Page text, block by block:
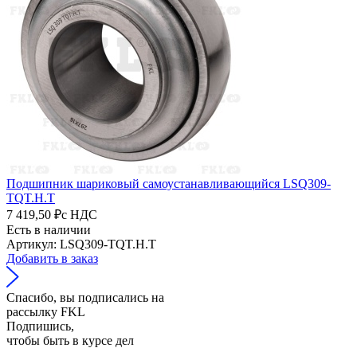
Подшипник шариковый самоустанавливающийся LSQ309-
TQT.H.T
7 419,50 ₽с НДС
Есть в наличии
Артикул: LSQ309-TQT.H.T
Добавить в заказ
Спасибо, вы подписались на
рассылку FKL
Подпишись,
чтобы быть в курсе дел